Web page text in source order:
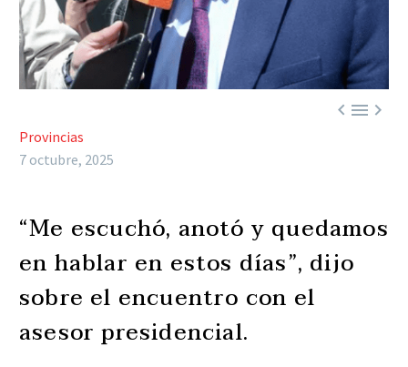

Provincias
7 octubre, 2025
“Me escuchó, anotó y quedamos
en hablar en estos días”, dijo
sobre el encuentro con el
asesor presidencial.